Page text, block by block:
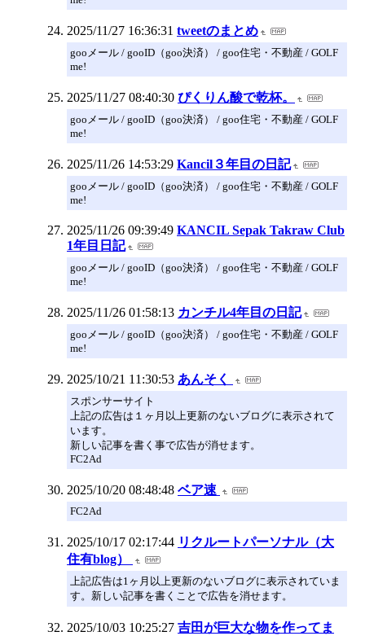
2025/11/27 16:36:31 tweetのまとめ
gooメール / gooID（goo決済） / goo住宅・不動産 / GOLF
me!
2025/11/27 08:40:30 ぴくりん酸で乾杯。
gooメール / gooID（goo決済） / goo住宅・不動産 / GOLF
me!
2025/11/26 14:53:29 Kancil３年目の日記
gooメール / gooID（goo決済） / goo住宅・不動産 / GOLF
me!
2025/11/26 09:39:49 KANCIL Sepak Takraw Club
1年目日記
gooメール / gooID（goo決済） / goo住宅・不動産 / GOLF
me!
2025/11/26 01:58:13 カンチル4年目の日記
gooメール / gooID（goo決済） / goo住宅・不動産 / GOLF
me!
2025/10/21 11:30:53 あんそく
スポンサーサイト
上記の広告は１ヶ月以上更新のないブログに表示されて
います。
新しい記事を書く事で広告が消せます。
FC2Ad
2025/10/20 08:48:48 ベア速
FC2Ad
2025/10/17 02:17:44 リクルートパーソナル（大
住有blog）
上記広告は1ヶ月以上更新のないブログに表示されていま
す。新しい記事を書くことで広告を消せます。
2025/10/03 10:25:27 吉田が巨大な物を作ってま